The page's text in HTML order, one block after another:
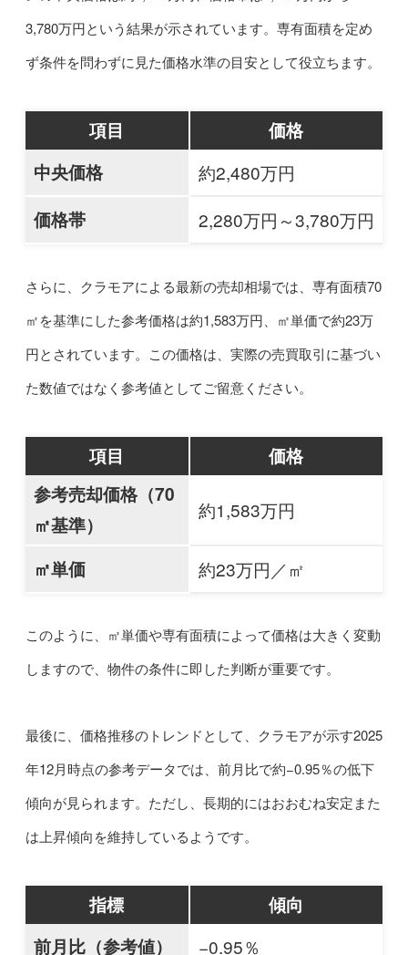
3,780万円という結果が示されています。専有面積を定め
ず条件を問わずに見た価格水準の目安として役立ちます。
項目
価格
中央価格
約2,480万円
価格帯
2,280万円～3,780万円
さらに、クラモアによる最新の売却相場では、専有面積70
㎡を基準にした参考価格は約1,583万円、㎡単価で約23万
円とされています。この価格は、実際の売買取引に基づい
た数値ではなく参考値としてご留意ください。
項目
価格
参考売却価格（70
㎡基準）
約1,583万円
㎡単価 約23万円／㎡
このように、㎡単価や専有面積によって価格は大きく変動
しますので、物件の条件に即した判断が重要です。
最後に、価格推移のトレンドとして、クラモアが示す2025
年12月時点の参考データでは、前月比で約−0.95％の低下
傾向が見られます。ただし、長期的にはおおむね安定また
は上昇傾向を維持しているようです。
指標
傾向
前月比（参考値）
−0.95％